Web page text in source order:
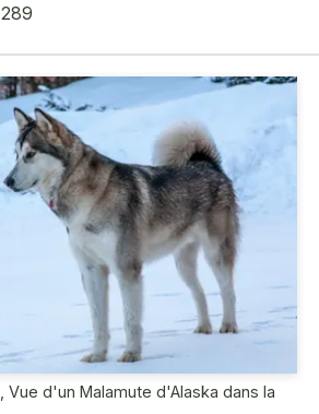
289
Vue d'un Malamute d'Alaska dans la